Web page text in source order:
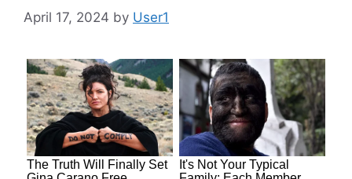
April 17, 2024 by User1